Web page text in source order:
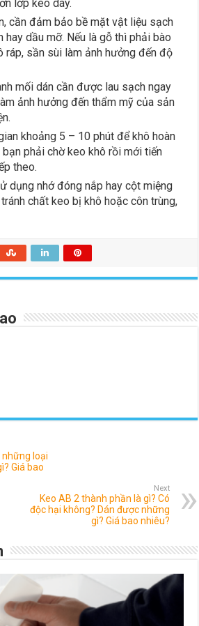
lớp keo dày.
cần đảm bảo bề mặt vật liệu sạch
hay dầu mỡ. Nếu là gỗ thì phải bào
ráp, sần sùi làm ảnh hưởng đến độ
mối dán cần được lau sạch ngay
ảnh hưởng đến thẩm mỹ của sản
khoảng 5 – 10 phút để khô hoàn
phải chờ keo khô rồi mới tiến
theo.
dụng nhớ đóng nắp hay cột miệng
chất keo bị khô hoặc côn trùng,
những loại
Giá bao
Next
Keo AB 2 thành phần là gì? Có
độc hại không? Dán được những
gì? Giá bao nhiêu?